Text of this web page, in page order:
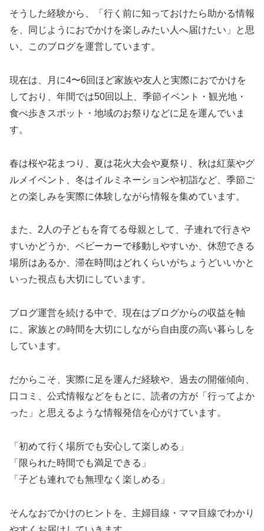
そうした経験から、「行く前に知っておけたら助かる情報
を、同じようにおでかけを楽しみたい人へ届けたい」と思
い、このブログを運営しています。
現在は、月に4〜6回ほど家族や友人と実際におでかけを
しており、年間では50回以上、季節イベント・観光地・
食べ歩きスポット・地域のお祭りなどに足を運んでいま
す。
春は桜や花まつり、夏は花火大会や夏祭り、秋は紅葉やグ
ルメイベント、冬はイルミネーションや初詣など、季節ご
との楽しみを実際に体験しながら情報を集めています。
また、2人の子どもを育てる母親として、子連れで行きや
すいかどうか、ベビーカーで移動しやすいか、休憩できる
場所はあるか、滞在時間はどれくらいがちょうどいいかと
いった視点も大切にしています。
ブログ運営を続ける中で、現在はブログからの収益を軸
に、家族との時間を大切にしながら自由度の高い暮らしを
しています。
だからこそ、実際に足を運んだ経験や、過去の開催傾向、
口コミ、公式情報などをもとに、読者の方が「行ってよか
った」と思えるような情報発信を心がけています。
「初めて行く場所でも安心して楽しめる」
「限られた時間でも満足できる」
「子ども連れでも無理なく楽しめる」
そんなおでかけのヒントを、主婦目線・ママ目線でわかり